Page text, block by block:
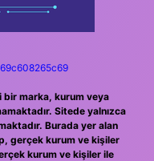
marka, kurum veya
Sitede yalnızca
Burada yer alan
gerçek kurum ve kişiler
kurum ve kişiler ile